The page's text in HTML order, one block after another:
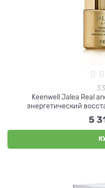
Keenwell Jalea Real
энергетический
5